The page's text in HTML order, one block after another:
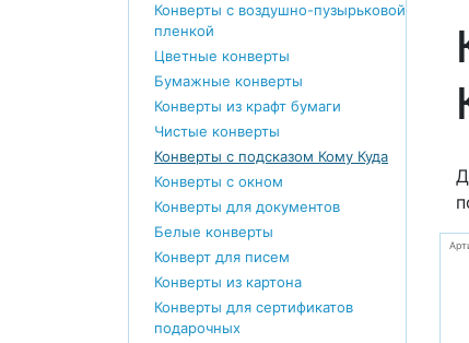
Конверты с воздушно-пузырьковой
пленкой
Цветные конверты
Бумажные конверты
Конверты из крафт бумаги
Чистые конверты
Конверты с подсказом Кому Куда
Конверты с окном
Конверты для документов
Белые конверты
Конверт для писем
Конверты из картона
Конверты для сертификатов
подарочных